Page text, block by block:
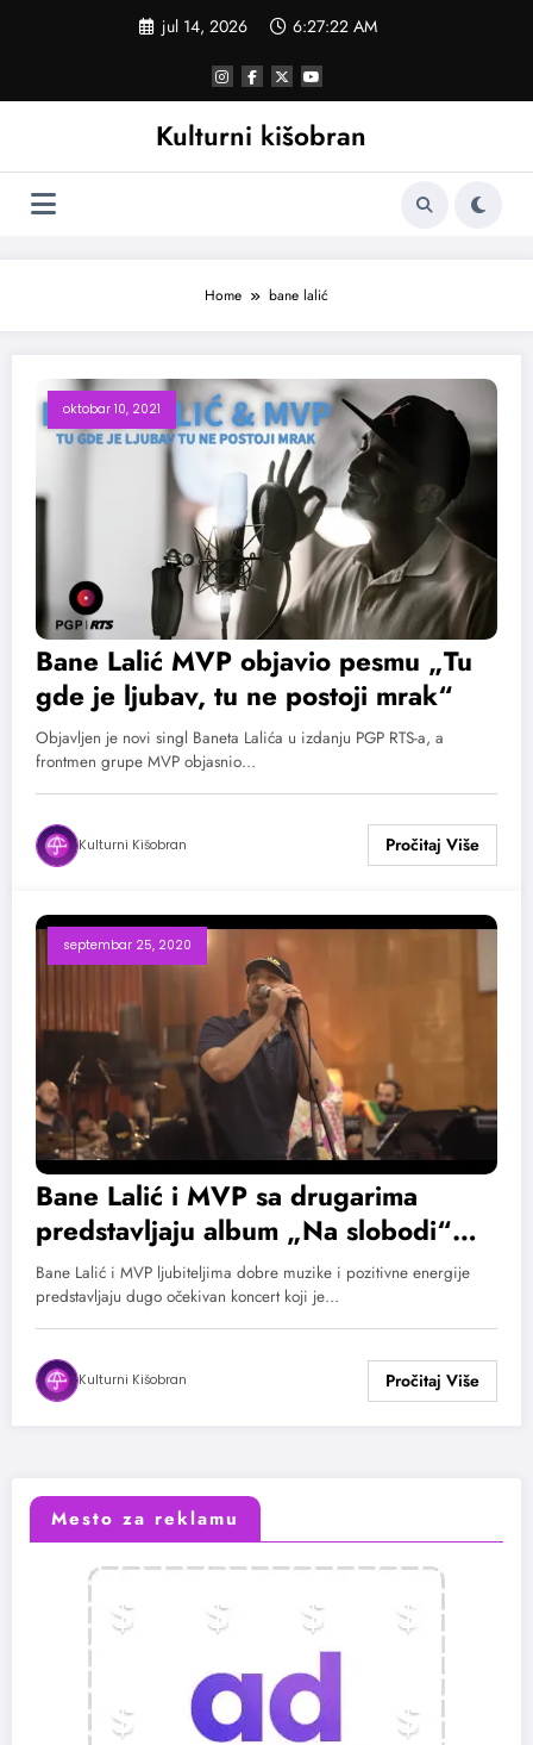
jul 14, 2026 6:27:23 AM
Kulturni kišobran
Home bane lalić
oktobar 10, 2021
Bane Lalić MVP objavio pesmu „Tu
gde je ljubav, tu ne postoji mrak“
Objavljen je novi singl Baneta Lalića u izdanju PGP RTS-a, a
frontmen grupe MVP objasnio…
Kulturni Kišobran
septembar 25, 2020
Bane Lalić i MVP sa drugarima
predstavljaju album „Na slobodi“
kroz mini koncert
Bane Lalić i MVP ljubiteljima dobre muzike i pozitivne energije
predstavljaju dugo očekivan koncert koji je…
Kulturni Kišobran
Mesto za reklamu